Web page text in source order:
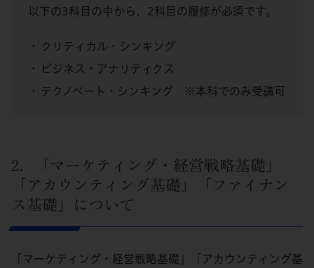
以下の3科目の中から、2科目の履修が必須です。
クリティカル・シンキング
ビジネス・アナリティクス
テクノベート・シンキング ※本科でのみ受講可
2．「マーケティング・経営戦略基礎」
「アカウンティング基礎」「ファイナン
ス基礎」について
「マーケティング・経営戦略基礎」「アカウンティング基